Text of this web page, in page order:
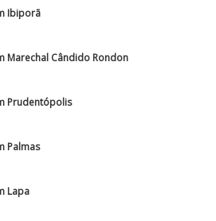
Ibiporã
Marechal Cândido Rondon
Prudentópolis
Palmas
Lapa